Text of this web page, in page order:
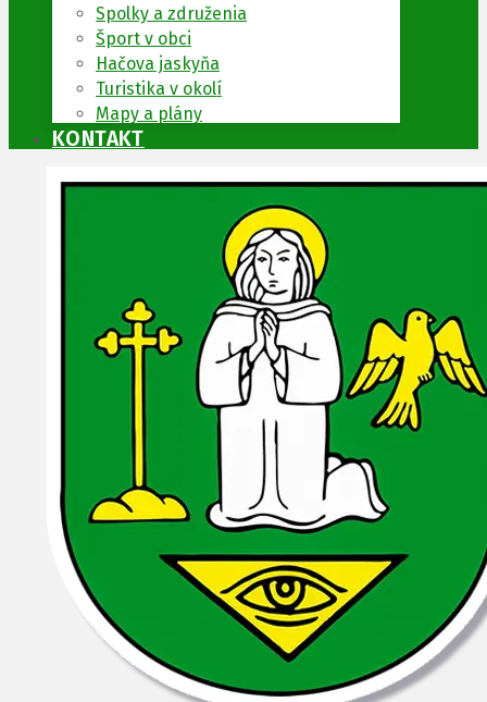
Spolky a združenia
Šport v obci
Hačova jaskyňa
Turistika v okolí
Mapy a plány
KONTAKT